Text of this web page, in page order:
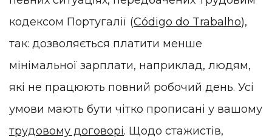
кодексом Португалії (Código do Trabalho),
так: дозволяється платити менше
мінімальної зарплати, наприклад, людям,
які не працюють повний робочий день. Усі
умови мають бути чітко прописані у вашому
трудовому договорі. Щодо стажистів,